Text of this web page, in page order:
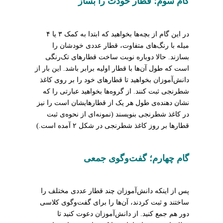
در این گام از بچه‌ها بخواهید که ابتدا به کمک ۳ یا ۴
میله با رنگ‌های متفاوت، قطار عددی خودشان را
بسازند. حالا دوباره نوبت ساخت قطارهای تک‌رنگی
است که طول آن‌ها با قطار اولیه برابر باشد. این بار از
دانش‌آموزان بخواهید تا قطارهای خود را بر روی کاغذ
شطرنجی ثبت کنند. از گروه‌ها بخواهید عبارتی را که
نشان دهنده‌ی طول هر یک از قطارهایشان است را نیز
در کاغذ شطرنجی بنویسند (نمونه‌ای از نحوه‌ی ثبت
قطارها بر روز کاغذ شطرنجی در شکل ۲ آمده است.)
گام چهارم؛ گفت‌وگوی جمعی
پس از اینکه دانش‌آموزان چند قطار عددی مختلف را
ساختند و ثبت کردند، آن‌ها را برای گفت‌وگوی کلاسی
دور هم جمع کنید. از دانش‌آموزان دعوت کنید تا